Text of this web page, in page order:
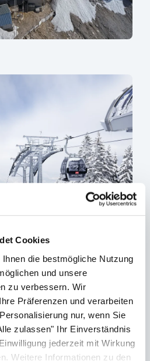
Cookies
die bestmögliche Nutzung
und unsere
zu verbessern. Wir
Präferenzen und verarbeiten
nur, wenn Sie
zulassen" Ihr Einverständnis
jederzeit mit Wirkung
Weitere Informationen zu den
werden im Winter
Maßnahmen
der Beschneiung nicht